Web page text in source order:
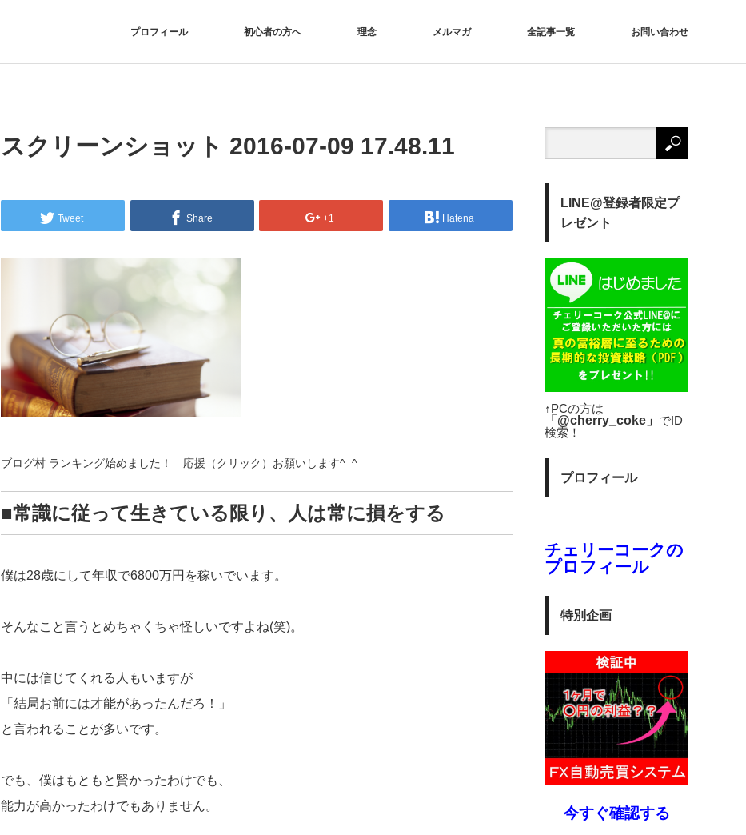
プロフィール 初心者の方へ 理念 メルマガ 全記事一覧 お問い合わせ
スクリーンショット 2016-07-09 17.48.11
Tweet Share +1 Hatena
ブログ村 ランキング始めました！ 応援（クリック）お願いします^_^
■常識に従って生きている限り、人は常に損をする
僕は28歳にして年収で6800万円を稼いでいます。
そんなこと言うとめちゃくちゃ怪しいですよね(笑)。
中には信じてくれる人もいますが
「結局お前には才能があったんだろ！」
と言われることが多いです。
でも、僕はもともと賢かったわけでも、
能力が高かったわけでもありません。
LINE@登録者限定プ
レゼント
↑PCの方は
「@cherry_coke」 でID
検索！
プロフィール
チェリーコークの
プロフィール
特別企画
今すぐ確認する